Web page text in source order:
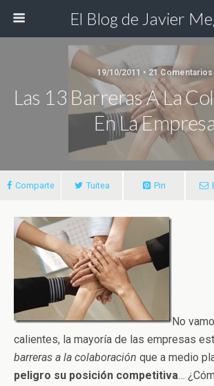
El Blog de Javier
19/10/2011 • 21 Comentarios
Las 13 Barreras A La
En La Empresa
Comparte Tuitea Pin
No
calientes, la mayoría de las empresas
barreras a la colaboración que a medio
peligro su posición competitiva…